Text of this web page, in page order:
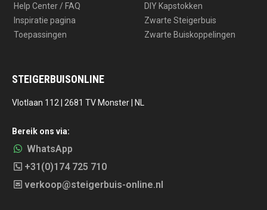
Help Center / FAQ
Inspiratie pagina
Toepassingen
DIY Kapstokken
Zwarte Steigerbuis
Zwarte Buiskoppelingen
STEIGERBUISONLINE
Vlotlaan 112 | 2681 TV Monster | NL
Bereik ons via:
WhatsApp
+31(0)174 725 710
verkoop@steigerbuis-online.nl